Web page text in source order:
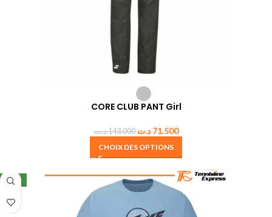
CORE CLUB PANT Girl
143.000د.ت 71.500 د.ت
CHOIX DES OPTIONS
NEW